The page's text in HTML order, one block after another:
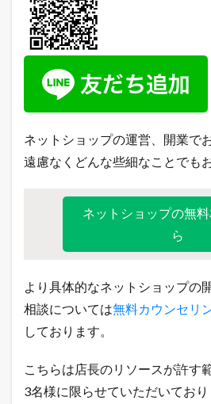
ネットショップの運営、開業で
遠慮なくどんな些細なことでも
ネットショップの無
ら
より具体的なネットショップの
相談については無料カウンセリ
しております。
こちらは店長のリソースが許す
3名様に限らせていただいてお